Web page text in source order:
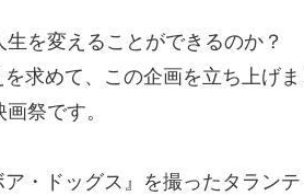
生を変えることができるのか？
求めて、この企画を立ち上げま
祭です。
ア・ドッグス』を撮ったタランテ